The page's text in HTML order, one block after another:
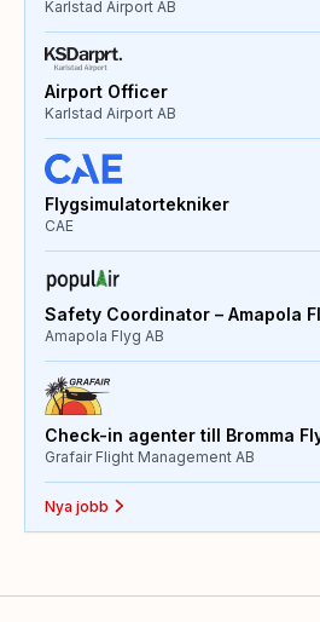
Karlstad Airport AB
Airport Officer
Karlstad Airport AB
Flygsimulatortekniker
CAE
Safety Coordinator – Amapola
Amapola Flyg AB
Check-in agenter till Bromma
Grafair Flight Management AB
Nya jobb